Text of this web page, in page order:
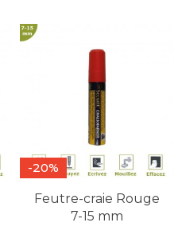
-20%
Feutre-craie Rouge
7-15 mm